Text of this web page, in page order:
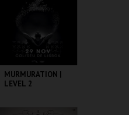
MAIS INFO
COMPRAR
MURMURATION |
LEVEL 2